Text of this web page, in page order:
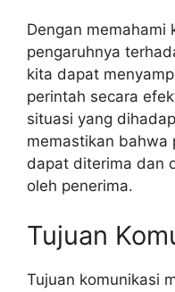
Dengan memahami
pengaruhnya
kita dapat
perintah secara
situasi yang
memastikan bahwa
dapat diterima dan
oleh penerima.
Tujuan
Tujuan komunikasi